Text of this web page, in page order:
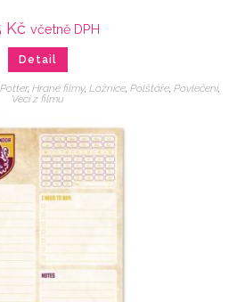
Kč včetně DPH
Detail
, Hrané filmy, Ložnice, Polštáře, Povlečení,
Veci z filmu